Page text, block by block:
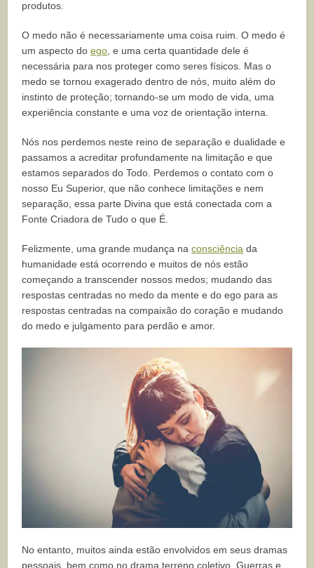
produtos.
O medo não é necessariamente uma coisa ruim. O medo é
um aspecto doego , e uma certa quantidade dele é
necessária para nos proteger como seres físicos. Mas o
medo se tornou exagerado dentro de nós, muito além do
instinto de proteção; tornando-se um modo de vida, uma
experiência constante e uma voz de orientação interna.
Nós nos perdemos neste reino de separação e dualidade e
passamos a acreditar profundamente na limitação e que
estamos separados do Todo. Perdemos o contato com o
nosso Eu Superior, que não conhece limitações e nem
separação, essa parte Divina que está conectada com a
Fonte Criadora de Tudo o que É.
Felizmente, uma grande mudança naconsciência da
humanidade está ocorrendo e muitos de nós estão
começando a transcender nossos medos; mudando das
respostas centradas no medo da mente e do ego para as
respostas centradas na compaixão do coração e mudando
do medo e julgamento para perdão e amor.
No entanto, muitos ainda estão envolvidos em seus dramas
pessoais, bem como no drama terreno coletivo. Guerras e